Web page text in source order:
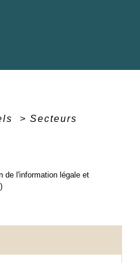
> Secteurs
de l'information légale et